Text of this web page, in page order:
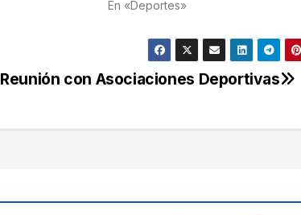
En «Deportes»
Reunión con Asociaciones Deportivas